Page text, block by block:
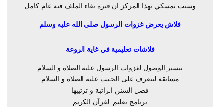
وسبب تمسكي بهذا المركز ان فترة بقاء الملف فيه عام كامل
فلاش يعرض غزوات الرسول صلى الله عليه وسلم
فلاشات تعليمية في غاية الروعة
تيسير الوصول لغزوات الرسول عليه الصلاة و السلام
مسابقة لنتعرف على الحبيب عليه الصلاة و السلام
فضل السنن الراتبة و ترتيبها
برنامج تعليم القرآن الكريم